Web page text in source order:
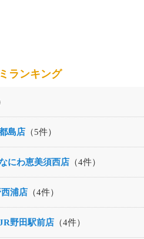
ランキング
島店 （5件）
にわ恵美須西店 （4件）
浦店 （4件）
野田駅前店 （4件）